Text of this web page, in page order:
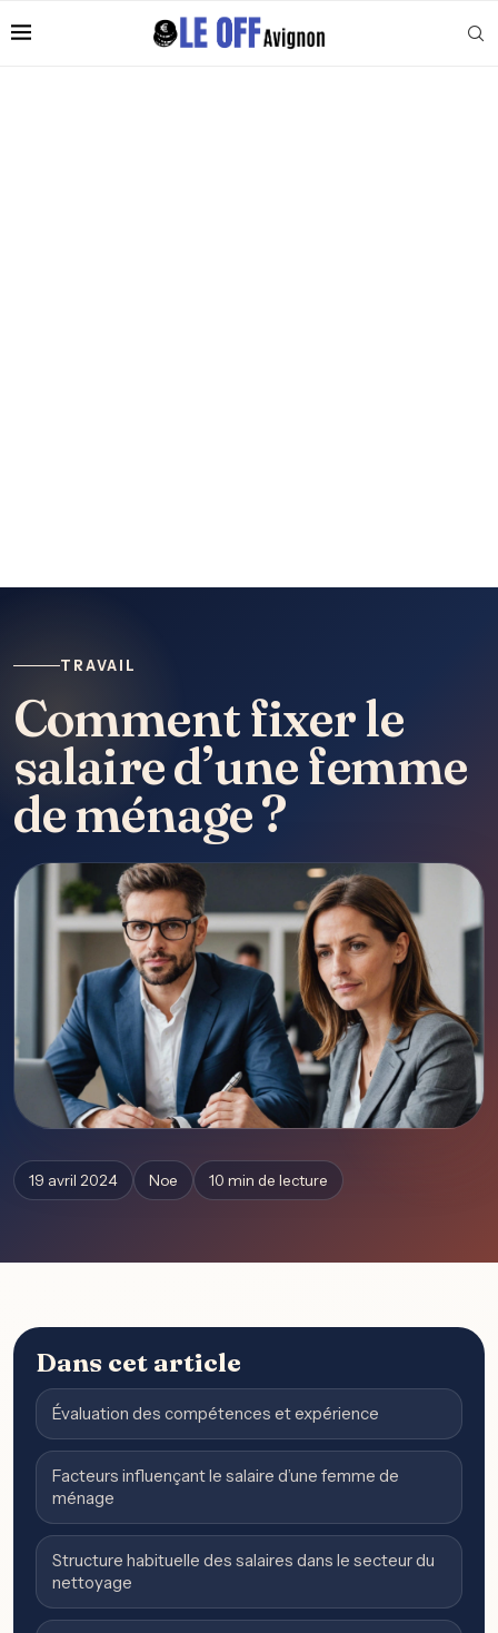
TRAVAIL
Comment fixer le
salaire d’une femme
de ménage ?
19 avril 2024 Noe 10 min de lecture
Dans cet article
Évaluation des compétences et expérience
Facteurs influençant le salaire d’une femme de
ménage
Structure habituelle des salaires dans le secteur du
nettoyage